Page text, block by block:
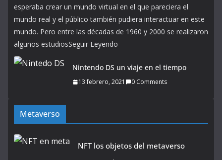
esperaba crear un mundo virtual en el que pareciera el
mundo real y el público también pudiera interactuar en este
mundo. Pero entre las décadas de 1960 y 2000 se realizaron
algunos estudiosSeguir Leyendo
Nintendo DS un viaje en el tiempo
13 febrero, 2021 0 Comments
Metaverso
NFT los objetos del metaverso